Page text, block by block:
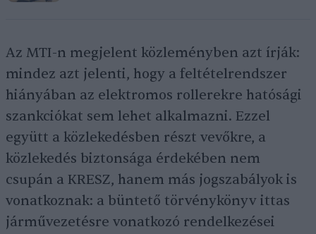
Az MTI-n megjelent közleményben azt írják:
mindez azt jelenti, hogy a feltételrendszer
hiányában az elektromos rollerekre hatósági
szankciókat sem lehet alkalmazni. Ezzel
együtt a közlekedésben részt vevőkre, a
közlekedés biztonsága érdekében nem
csupán a KRESZ, hanem más jogszabályok is
vonatkoznak: a büntető törvénykönyv ittas
járművezetésre vonatkozó rendelkezései